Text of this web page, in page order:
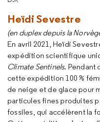
Heïdi Sevestre
(en duplex depuis la
En avril 2021, Heïdi
expédition scientifique
Climate Sentinels. Pendant
cette expédition 100 %
de neige et de glace pour
particules fines produites
fossiles, qui accélèrent la